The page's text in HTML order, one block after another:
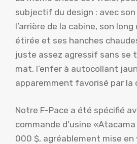
subjectif du design : avec
l’arrière de la cabine, son
étirée et ses hanches
juste assez agressif sans se
mat, l’enfer à autocollant
apparemment favorisé par la
Notre F-Pace a été spécifié
commande d’usine «Atacama
000 $, agréablement mise en